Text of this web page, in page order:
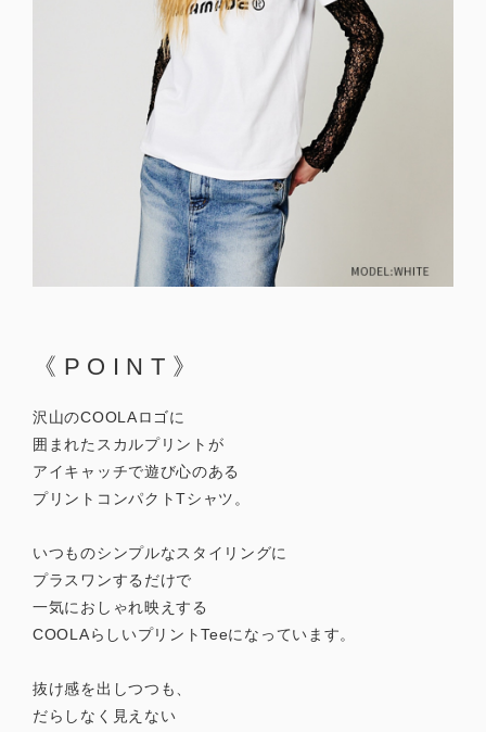
《POINT》
沢山のCOOLAロゴに
囲まれたスカルプリントが
アイキャッチで遊び心のある
プリントコンパクトTシャツ。
いつものシンプルなスタイリングに
プラスワンするだけで
一気におしゃれ映えする
COOLAらしいプリントTeeになっています。
抜け感を出しつつも、
だらしなく見えない